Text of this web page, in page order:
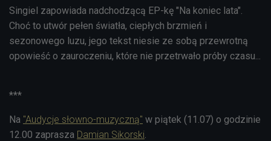
Singiel zapowiada nadchodzącą EP-kę "Na koniec lata".
Choć to utwór pełen światła, ciepłych brzmień i
sezonowego luzu, jego tekst niesie ze sobą przewrotną
opowieść o zauroczeniu, które nie przetrwało próby czasu...
***
Na "Audycje słowno-muzyczną" w piątek (11.07) o godzinie
12.00 zaprasza Damian Sikorski.